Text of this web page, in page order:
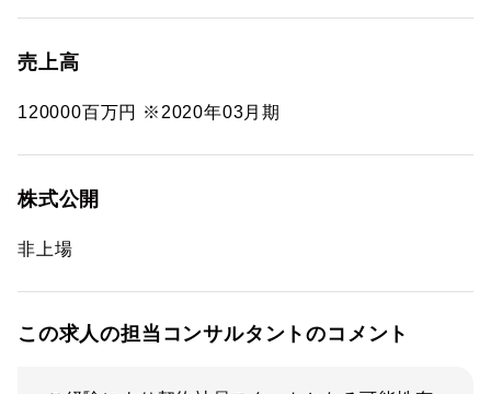
売上高
120000百万円 ※2020年03月期
株式公開
非上場
この求人の担当コンサルタントのコメント